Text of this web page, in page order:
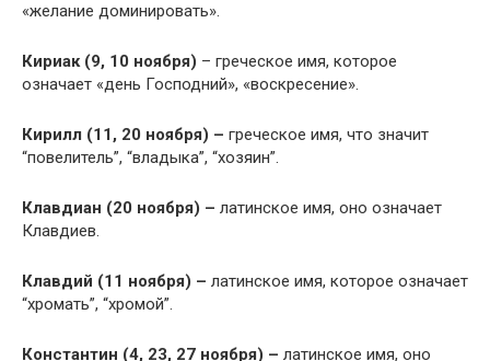
«желание доминировать».
Кириак (9, 10 ноября) – греческое имя, которое
означает «день Господний», «воскресение».
Кирилл (11, 20 ноября) – греческое имя, что значит
“повелитель”, “владыка”, “хозяин”.
Клавдиан (20 ноября) – латинское имя, оно означает
Клавдиев.
Клавдий (11 ноября) – латинское имя, которое означает
“хромать”, “хромой”.
Константин (4, 23, 27 ноября) – латинское имя, оно